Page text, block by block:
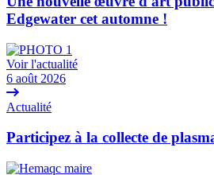
Edgewater cet automne !
Voir l'actualité
6 août 2026
Actualité
Participez à la collecte de